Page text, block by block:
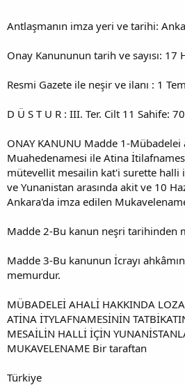
Antlaşmanın imza yeri ve tarihi:
Onay Kanununun tarih ve sayısı: 17
Resmi Gazete ile neşir ve ilanı : 1
D Ü S T U R : III. Ter. Cilt 11 Sahife:
ONAY KANUNU Madde 1-Mübadelei
Muahedenamesi ile Atina
mütevellit mesailin kat'i surette halli
ve Yunanistan arasında akit ve 10
Ankara'da imza edilen
Madde 2-Bu kanun neşri tarihinden
Madde 3-Bu kanunun İcrayı
memurdur.
MÜBADELEİ AHALİ HAKKINDA
ATİNA İTYLAFNAMESİNİN
MESAİLİN HALLİ İÇİN
MUKAVELENAME Bir taraftan
Türkiye